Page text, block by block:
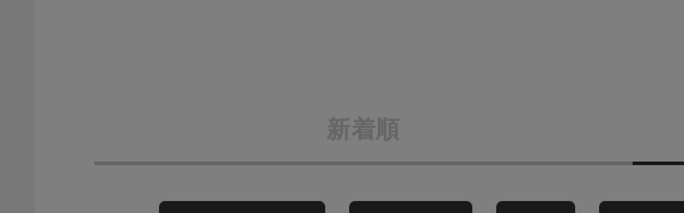
スタイリングから探す
ブランドから探す
新着順